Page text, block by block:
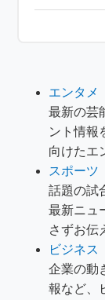
エンタメ
最新の芸
ント情報
向けたエ
スポーツ
話題の試
最新ニュ
さずお伝
ビジネス
企業の動
報など、